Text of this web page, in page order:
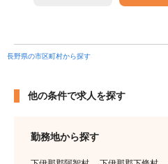
長野県の市区町村から探す
他の条件で求人を探す
勤務地から探す